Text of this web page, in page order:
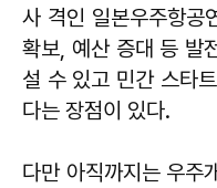
사 격인 일본우주항공
확보, 예산 증대 등 발
설 수 있고 민간 스타
다는 장점이 있다.
다만 아직까지는 우주